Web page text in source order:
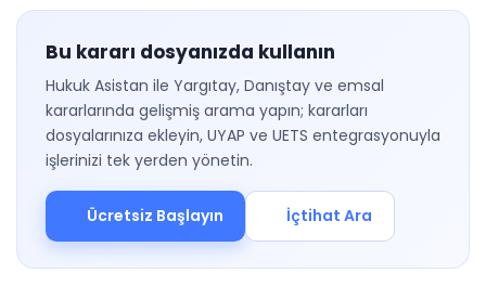
Bu kararı dosyanızda kullanın
Hukuk Asistan ile Yargıtay, Danıştay ve emsal
kararlarında gelişmiş arama yapın; kararları
dosyalarınıza ekleyin, UYAP ve UETS entegrasyonuyla
işlerinizi tek yerden yönetin.
Ücretsiz Başlayın İçtihat Ara